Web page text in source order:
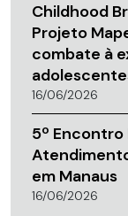
Childhood
Projeto
combate à
16/06/2026
5º
em Manaus
16/06/2026